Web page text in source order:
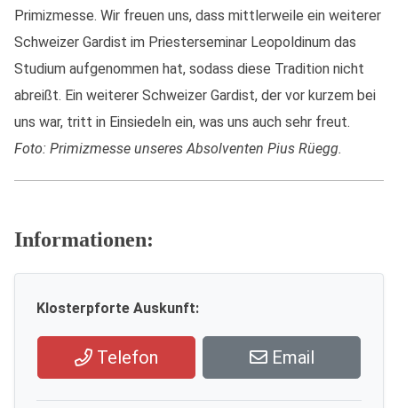
Primizmesse. Wir freuen uns, dass mittlerweile ein weiterer
Schweizer Gardist im Priesterseminar Leopoldinum das
Studium aufgenommen hat, sodass diese Tradition nicht
abreißt. Ein weiterer Schweizer Gardist, der vor kurzem bei
uns war, tritt in Einsiedeln ein, was uns auch sehr freut.
Foto: Primizmesse unseres Absolventen Pius Rüegg.
Informationen:
Klosterpforte Auskunft:
Telefon Email